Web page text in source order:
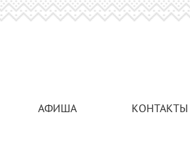
АФИША КОНТАКТЫ